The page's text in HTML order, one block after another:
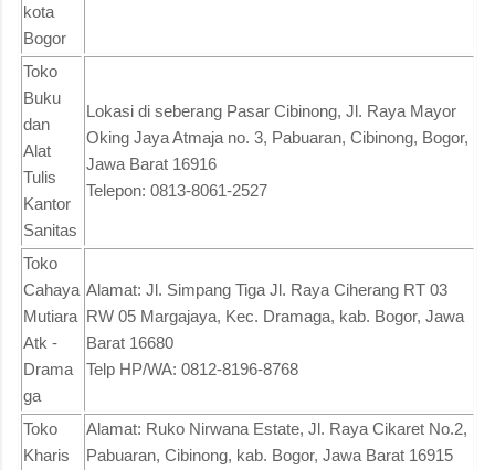
kota
Bogor
Toko
Buku
dan
Alat
Tulis
Kantor
Sanitas
Lokasi di seberang Pasar Cibinong, Jl. Raya Mayor
Oking Jaya Atmaja no. 3, Pabuaran, Cibinong, Bogor,
Jawa Barat 16916
Telepon: 0813-8061-2527
Toko
Cahaya
Mutiara
Atk -
Drama
ga
Alamat: Jl. Simpang Tiga Jl. Raya Ciherang RT 03
RW 05 Margajaya, Kec. Dramaga, kab. Bogor, Jawa
Barat 16680
Telp HP/WA: 0812-8196-8768
Toko
Kharis
Alamat: Ruko Nirwana Estate, Jl. Raya Cikaret No.2,
Pabuaran, Cibinong, kab. Bogor, Jawa Barat 16915